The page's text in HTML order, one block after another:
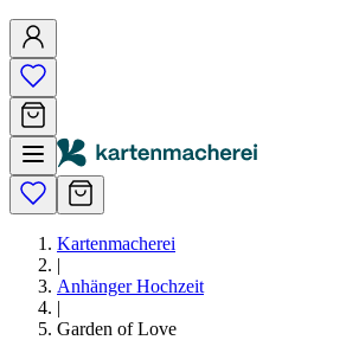
Kartenmacherei
|
Anhänger Hochzeit
|
Garden of Love